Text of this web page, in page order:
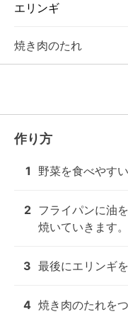
エリンギ
焼き肉のたれ
作り方
1 野菜を食べやす
2 フライパンに油
焼いていきます。
3 最後にエリンギを
4 焼き肉のたれを